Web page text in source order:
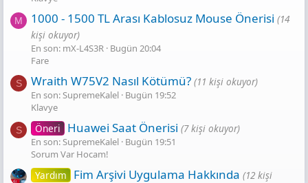
M 1000 - 1500 TL Arası Kablosuz Mouse Önerisi (14
kişi okuyor)
En son: mX-L4S3R Bugün 20:04
Fare
S Wraith W75V2 Nasıl Kötümü? (11 kişi okuyor)
En son: SupremeKalel Bugün 19:52
Klavye
S Öneri Huawei Saat Önerisi (7 kişi okuyor)
En son: SupremeKalel Bugün 19:51
Sorum Var Hocam!
Yardım Fim Arşivi Uygulama Hakkında (12 kişi